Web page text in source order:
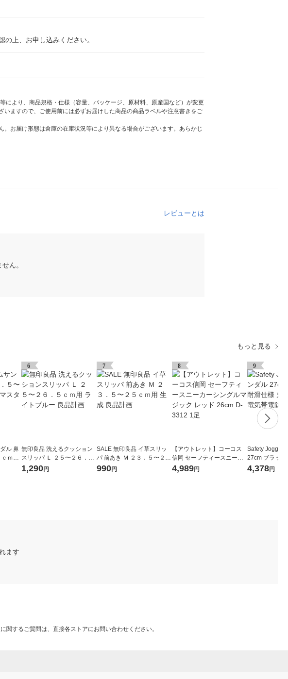
上、お申し込みください。
より、商品規格・仕様（容量、パッケージ、原材料、原産国など）が変更
ますので、ご使用前には必ずお届けした商品の商品ラベルや注意書きをご
お届け形態は倉庫の在庫状況等により異なる場合がございます。あらかじ
レビューとは
ん。
もっと見る
ル 鼻
ｍ用
画
6
無印良品 洗えるクッション
スリッパ Ｌ ２５〜２６．５
ｃｍ用 ライトブルー 良品計
1,290円
7
SALE 無印良品 イ草スリッ
パ 前あき Ｍ ２３．５〜２５
ｃｍ用 生成 良品計画
990円
8
【アウトレット】コーコス
信岡 セーフティースニーカ
ーシングルマジック レッド
4,989円
9
Safety Jogger
27cm ブラック
洗い可能 静電
4,378円
ます
するご質問は、直接各ストアにお問い合わせください。